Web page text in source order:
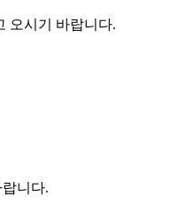
오시기 바랍니다.
니다.